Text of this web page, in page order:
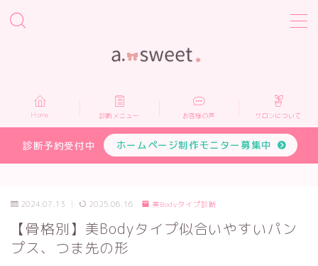
Home
診断メニュー
プロフィール
Home 診断メニュー お客様の声 サロンについて
診断予約受付中 ホームページ制作モニター募集中
2024.07.13 2025.06.16 美Bodyタイプ診断
【骨格別】美Bodyタイプ似合いやすいパン
プス、つま先の形